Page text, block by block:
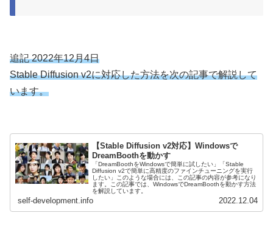
追記 2022年12月4日
Stable Diffusion v2に対応した方法を次の記事で解説して
います。
【Stable Diffusion v2対応】Windowsで
DreamBoothを動かす
「DreamBoothをWindowsで簡単に試したい」「Stable
Diffusion v2で簡単に高精度のファインチューニングを実行
したい」このような場合には、この記事の内容が参考になり
ます。この記事では、WindowsでDreamBoothを動かす方法
を解説しています。
self-development.info 2022.12.04